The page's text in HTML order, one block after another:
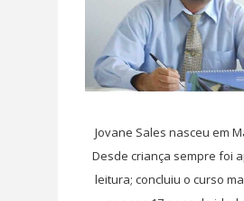
Jovane Sales nasceu em
Desde criança sempre foi
leitura; concluiu o curso